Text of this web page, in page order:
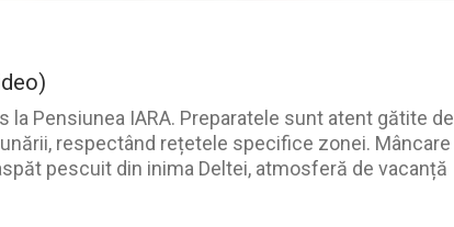
Pensiunea IARA. Preparatele sunt atent gătite de
respectând rețetele specifice zonei. Mâncare
pescuit din inima Deltei, atmosferă de vacanță